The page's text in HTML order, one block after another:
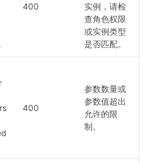
400
实例，请检
查角色权限
或实例类型
是否匹配。
400
参数数量或
参数值超出
允许的限
制。